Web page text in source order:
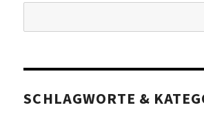
SCHLAGWORTE &